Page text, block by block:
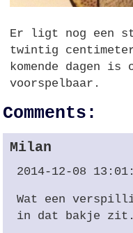
Er ligt nog een
twintig
komende dagen
voorspelbaar.
Comments:
Milan
2014-12-08
Wat een
in dat bakje zit.